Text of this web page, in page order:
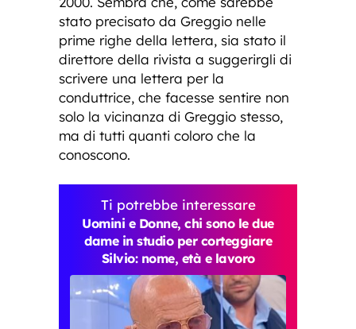
stato precisato da Greggio nelle
prime righe della lettera, sia stato il
direttore della rivista a suggerirgli di
scrivere una lettera per la
conduttrice, che facesse sentire non
solo la vicinanza di Greggio stesso,
ma di tutti quanti coloro che la
conoscono.
Ti potrebbe interessare
Uomini e Donne, chi sono le due
dame in studio per corteggiare
Silvio: nome, età e lavoro